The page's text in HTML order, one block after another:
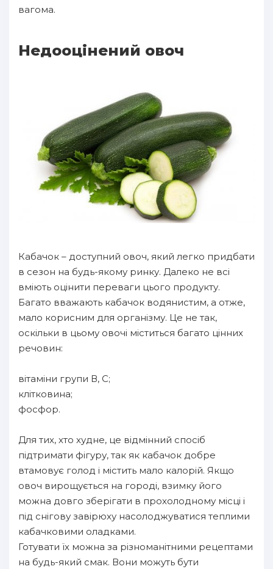
вагома.
Недооцінений овоч
Кабачок – доступний овоч, який легко придбати
в сезон на будь-якому ринку. Далеко не всі
вміють оцінити переваги цього продукту.
Багато вважають кабачок водянистим, а отже,
мало корисним для організму. Це не так,
оскільки в цьому овочі міститься багато цінних
речовин:
вітаміни групи В, С;
клітковина;
фосфор.
Для тих, хто худне, це відмінний спосіб
підтримати фігуру, так як кабачок добре
втамовує голод і містить мало калорій. Якщо
овоч вирощується на городі, взимку його
можна довго зберігати в прохолодному місці і
під снігову завірюху насолоджуватися теплими
кабачковими оладками.
Готувати їх можна за різноманітними рецептами
на будь-який смак. Вони можуть бути